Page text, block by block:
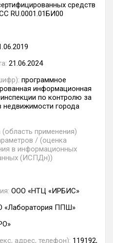
средств
RU.0001.01БИ00
21.06.2024
программное
информационная
по контролю за
недвижимости города
применения)
/ (оценка
в информационных
(ИСПДн))
ООО «НТЦ «ИРБИС»
«Лаборатория ППШ»
адрес, телефон): 119192,